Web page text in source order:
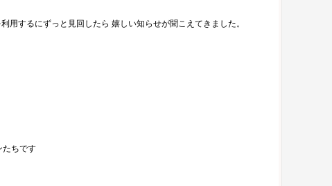
するにずっと見回したら 嬉しい知らせが聞こえてきました。
たちです